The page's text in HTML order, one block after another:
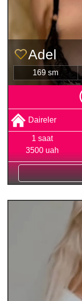
Adel
169 sm
Daireler
1 saat
3500 uah